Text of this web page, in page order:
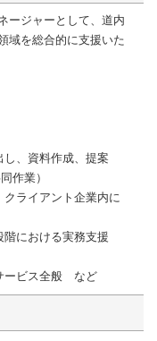
ージャーとして、道内
域を総合的に支援いた
、資料作成、提案
作業）
ライアント企業内に
における実務支援
ービス全般 など